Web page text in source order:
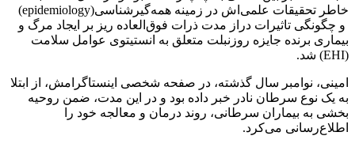
خاطر تحقیقات علمی‌اش در زمینه همه‌گیرشناسی(epidemiology)
و چگونگی تاثیرات دراز مدت ذرات فوق‌العاده ریز بر ایجاد مرگ و
بیماری برنده جایزه روزنبلت متعلق به انستیتوی عوامل سلامت
(EHI) شد.
امینی، نوامبر سال گذشته، در صفحه شخصی اینستاگرامش، از ابتلا
به یک نوع سرطان نادر خبر داده بود و در این مدت، ضمن روحیه
بخشی به بیماران سرطانی، روند درمان و معالجه خود را
اطلاع‌رسانی می‌کرد.